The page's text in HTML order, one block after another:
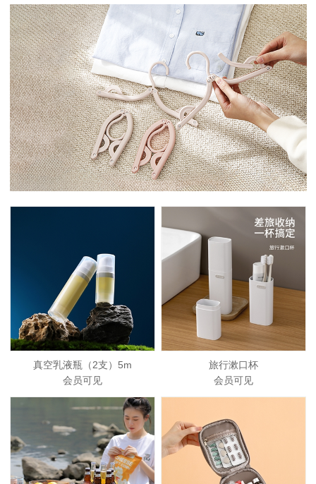
真空乳液瓶（2支）5m
会员可见
旅行漱口杯
会员可见